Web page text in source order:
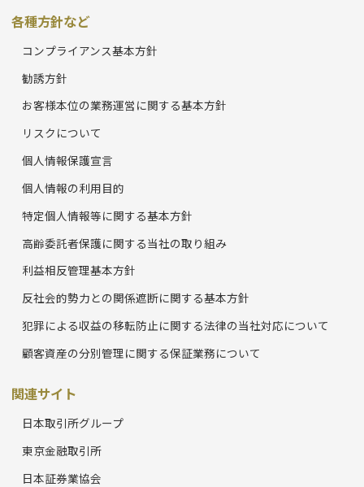
各種方針など
コンプライアンス基本方針
勧誘方針
お客様本位の業務運営に関する基本方針
リスクについて
個人情報保護宣言
個人情報の利用目的
特定個人情報等に関する基本方針
高齢委託者保護に関する当社の取り組み
利益相反管理基本方針
反社会的勢力との関係遮断に関する基本方針
犯罪による収益の移転防止に関する法律の当社対応について
顧客資産の分別管理に関する保証業務について
関連サイト
日本取引所グループ
東京金融取引所
日本証券業協会